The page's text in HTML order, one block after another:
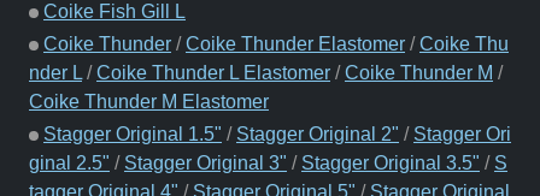
Coike Fish Gill L
Coike Thunder /Coike Thunder Elastomer /Coike Thu
nder L/Coike Thunder L Elastomer /Coike Thunder M /
Coike Thunder M Elastomer
Stagger Original 1.5" / Stagger Original 2" / Stagger Ori
ginal 2.5" / Stagger Original 3" / Stagger Original 3.5" / S